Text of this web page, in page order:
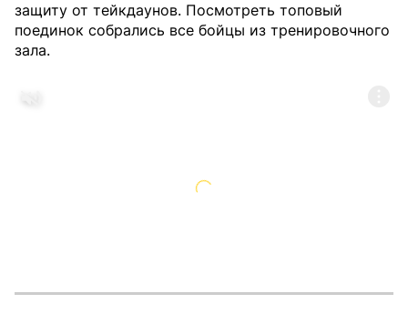
защиту от тейкдаунов. Посмотреть топовый
поединок собрались все бойцы из тренировочного
зала.